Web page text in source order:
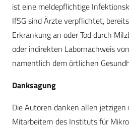
ist eine meldepflichtige
IfSG sind Ärzte ver­pflichtet,
Erkrankung an oder Tod durch
oder indirekten Labornachweis
namentlich dem örtlichen
Danksagung
Die Autoren danken allen jetzigen
Mitarbeitern des Instituts für